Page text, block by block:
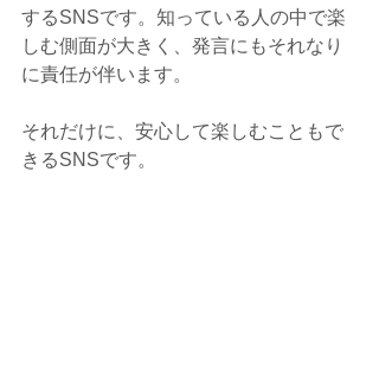
するSNSです。知っている人の中で楽
しむ側面が大きく、発言にもそれなり
に責任が伴います。
それだけに、安心して楽しむこともで
きるSNSです。